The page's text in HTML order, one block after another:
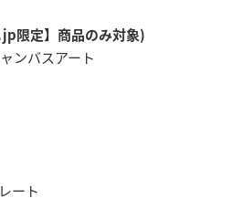
限定】商品のみ対象)
ンバスアート
ート